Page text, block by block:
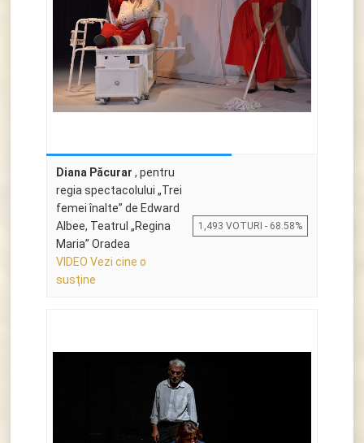
Diana Păcurar , pentru
regia spectacolului „Trei
femei înalte” de Edward
Albee, Teatrul „Regina
Maria” Oradea
VIDEO Vezi cine o
susține
1,493 VOTURI - 68.58%